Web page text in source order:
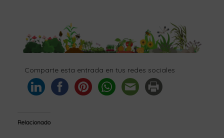
Comparte esta entrada en tus redes sociales
Relacionado